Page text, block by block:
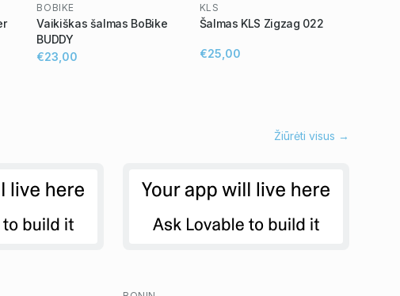
BOBIKE
Vaikiškas šalmas BoBike
BUDDY
€23,00
KLS
Šalmas KLS Zigzag 022
€25,00
Žiūrėti visus →